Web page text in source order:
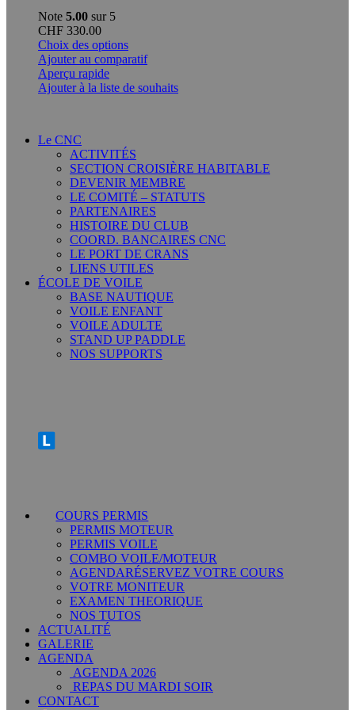
Note 5.00 sur 5
CHF 330.00
Choix des optionsCe
produit
plusieurs
être
choisies
sur
la
page
du
produit
Ajouter au comparatif
Aperçu rapide
Ajouter à la liste de souhaits
Le CNC
ACTIVITÉS
SECTION CROISIÈRE HABITABLE
DEVENIR MEMBRE
LE COMITÉ – STATUTS
PARTENAIRES
HISTOIRE DU CLUB
COORD. BANCAIRES CNC
LE PORT DE CRANS
LIENS UTILES
ÉCOLE DE VOILE
BASE NAUTIQUE
VOILE ENFANT
VOILE ADULTE
STAND UP PADDLE
NOS SUPPORTS
COURS PERMIS
PERMIS MOTEUR
PERMIS VOILE
COMBO VOILE/MOTEUR
AGENDARÉSERVEZ VOTRE COURS
VOTRE MONITEUR
EXAMEN THEORIQUE
NOS TUTOS
ACTUALITÉ
GALERIE
AGENDA
AGENDA 2026
REPAS DU MARDI SOIR
CONTACT